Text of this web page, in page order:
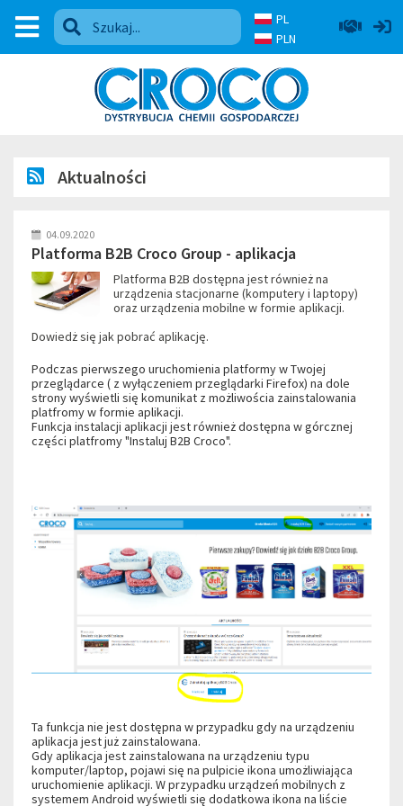
PL
PLN
Aktualności
04.09.2020
Platforma B2B Croco Group - aplikacja
Platforma B2B dostępna jest również na
urządzenia stacjonarne (komputery i laptopy)
oraz urządzenia mobilne w formie aplikacji.
Dowiedż się jak pobrać aplikację.
Podczas pierwszego uruchomienia platformy w Twojej
przeglądarce ( z wyłączeniem przeglądarki Firefox) na dole
strony wyświetli się komunikat z możliwościa zainstalowania
platfromy w formie aplikacji.
Funkcja instalacji aplikacji jest również dostępna w górcznej
części platfromy "Instaluj B2B Croco".
Ta funkcja nie jest dostępna w przypadku gdy na urządzeniu
aplikacja jest już zainstalowana.
Gdy aplikacja jest zainstalowana na urządzeniu typu
komputer/laptop, pojawi się na pulpicie ikona umożliwiająca
uruchomienie aplikacji. W przypadku urządzeń mobilnych z
systemem Android wyświetli się dodatkowa ikona na liście